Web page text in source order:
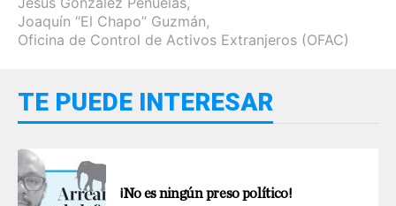
Joaquín “El Chapo” Guzmán,
Oficina de Control de Activos Extranjeros (OFAC)
TE PUEDE INTERESAR
¡No es ningún preso político!